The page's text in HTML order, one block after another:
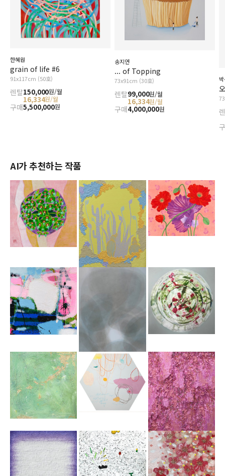
한혜원
grain of life #6
91x117cm (50호)
렌탈150,000원/월
16,334원/월
구매5,500,000원
송지연
... of Topping
73x91cm (30호)
렌탈99,000원/월
16,334원/월
구매4,000,000원
AI가 추천하는 작품